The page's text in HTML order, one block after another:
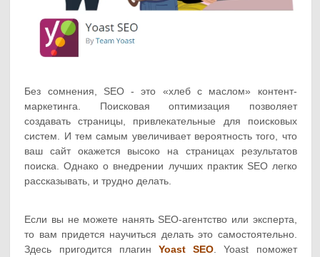
Без сомнения, SEO - это «хлеб с маслом» контент-
маркетинга. Поисковая оптимизация позволяет
создавать страницы, привлекательные для поисковых
систем. И тем самым увеличивает вероятность того, что
ваш сайт окажется высоко на страницах результатов
поиска. Однако о внедрении лучших практик SEO легко
рассказывать, и трудно делать.
Если вы не можете нанять SEO-агентство или эксперта,
то вам придется научиться делать это самостоятельно.
Здесь пригодится плагин Yoast SEO . Yoast поможет